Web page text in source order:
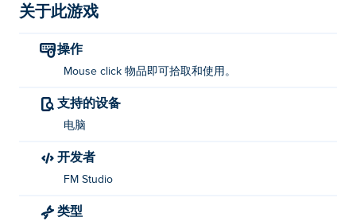
关于此游戏
操作
Mouse click 物品即可拾取和使用。
支持的设备
电脑
开发者
FM Studio
类型